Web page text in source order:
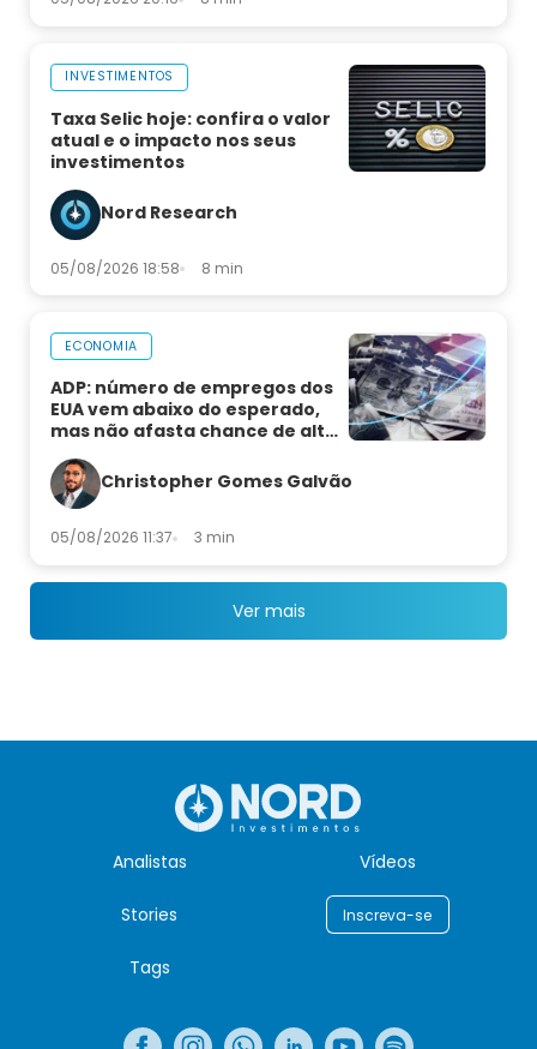
INVESTIMENTOS
Taxa Selic hoje: confira o valor
atual e o impacto nos seus
investimentos
Nord Research
05/08/2026 18:58 8 min
ECONOMIA
ADP: número de empregos dos
EUA vem abaixo do esperado,
mas não afasta chance de alta
de juros
Christopher Gomes Galvão
05/08/2026 11:37 3 min
Ver mais
Analistas Vídeos
Stories Inscreva-se
Tags